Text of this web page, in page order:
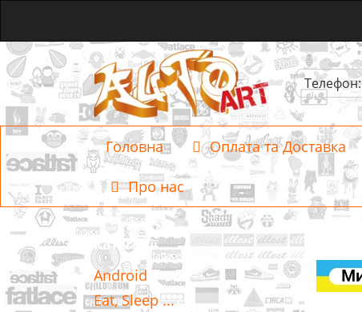
Телефон:
Головна Оплата та Доставка
Про нас
Категорії
Android
Eat, Sleep ...